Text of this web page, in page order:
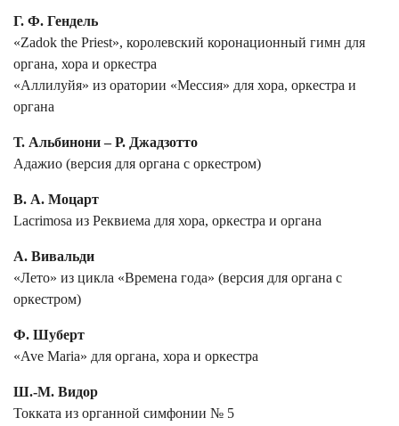
Г. Ф. Гендель
«Zadok the Priest», королевский коронационный гимн для
органа, хора и оркестра
«Аллилуйя» из оратории «Мессия» для хора, оркестра и
органа
Т. Альбинони – Р. Джадзотто
Адажио (версия для органа с оркестром)
В. А. Моцарт
Lacrimosa из Реквиема для хора, оркестра и органа
А. Вивальди
«Лето» из цикла «Времена года» (версия для органа с
оркестром)
Ф. Шуберт
«Ave Maria» для органа, хора и оркестра
Ш.-М. Видор
Токката из органной симфонии № 5